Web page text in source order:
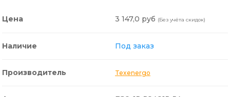
Цена 3 147,0 руб (Без учёта скидок)
Наличие Под заказ
Производитель Texenergo